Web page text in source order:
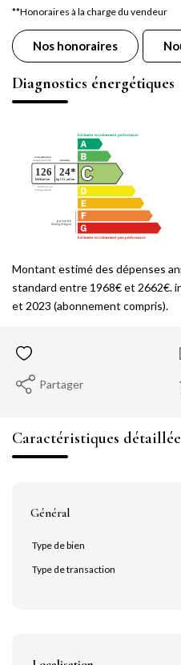
**Honoraires à la charge du vendeur
Nos honoraires
Diagnostics énergétiques
Montant estimé des dépenses
standard entre 1968€ et 2662€.
et 2023 (abonnement compris).
Partager
Caractéristiques
Général
Type de bien
Type de transaction